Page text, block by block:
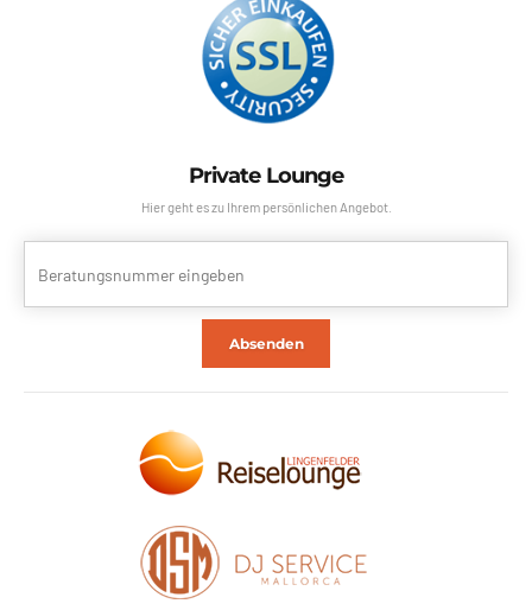
Private Lounge
Hier geht es zu Ihrem persönlichen Angebot.
Absenden